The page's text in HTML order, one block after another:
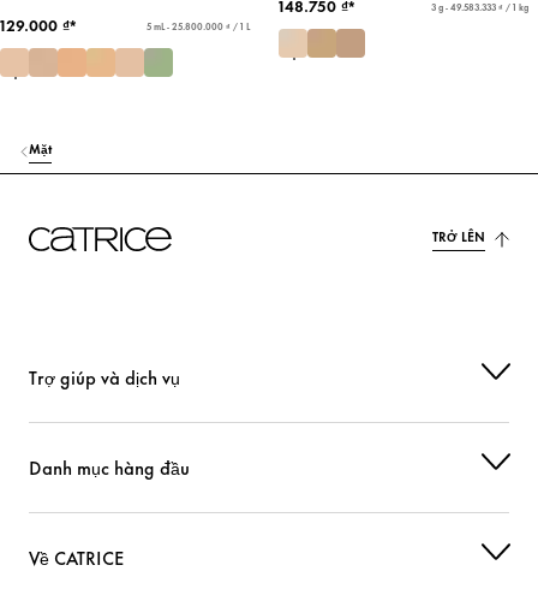
129.000 ₫*
5 mL - 25.800.000 ₫ / 1 L
148.750 ₫*
3 g - 49.583.333 ₫ / 1 kg
Mặt
TRỞ LÊN
Trợ giúp và dịch vụ
Danh mục hàng đầu
Về CATRICE